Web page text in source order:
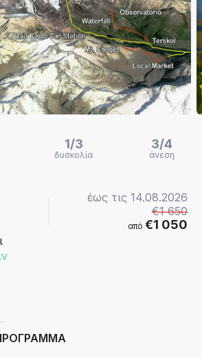
1/3
δυσκολία
3/4
άνεση
έως τις14.08.2026
€1 650
από €1 050